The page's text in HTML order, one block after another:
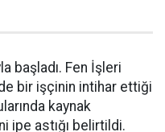
başladı. Fen İşleri
bir işçinin intihar ettiği
kaynak
ipe astığı belirtildi.